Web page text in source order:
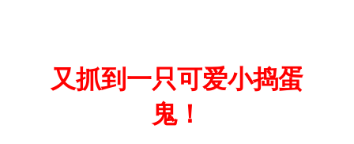
又抓到一只可爱小捣蛋
鬼！